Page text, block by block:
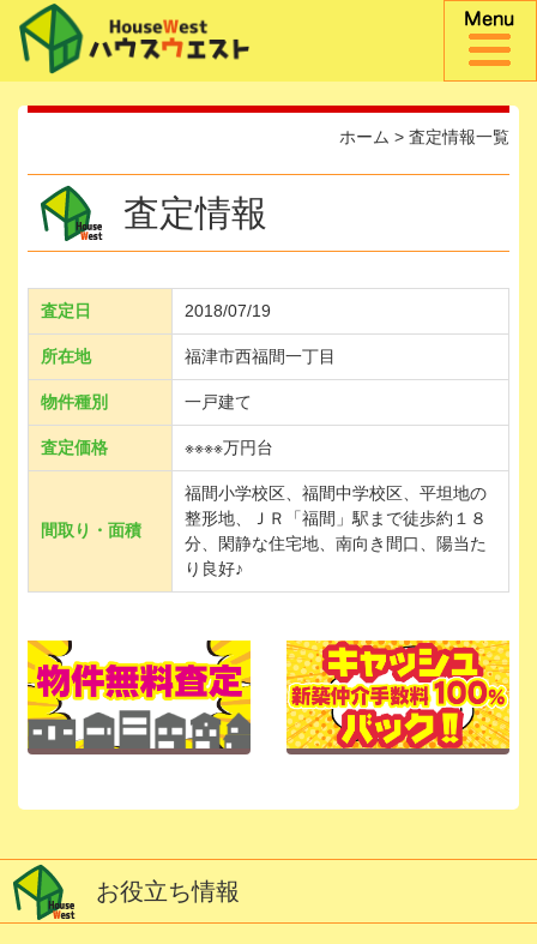
ホーム > 査定情報一覧
査定情報
査定日 2018/07/19
所在地 福津市西福間一丁目
物件種別 一戸建て
査定価格 ※※※※万円台
間取り・面積
福間小学校区、福間中学校区、平坦地の
整形地、ＪＲ「福間」駅まで徒歩約１８
分、閑静な住宅地、南向き間口、陽当た
り良好♪
お役立ち情報